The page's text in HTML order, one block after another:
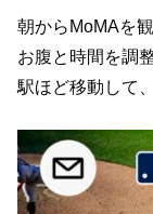
朝からMoMAを
お腹と時間を調
駅ほど移動して